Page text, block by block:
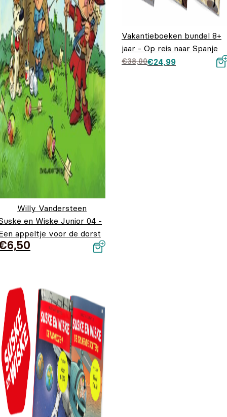
Willy Vandersteen
en Wiske Junior 04 -
appeltje voor de dorst
6,50
Vakantieboeken bundel 8+
jaar - Op reis naar Spanje
€38,00
Oorspronkelijke prijs
€24,99
Huidige prijs is: